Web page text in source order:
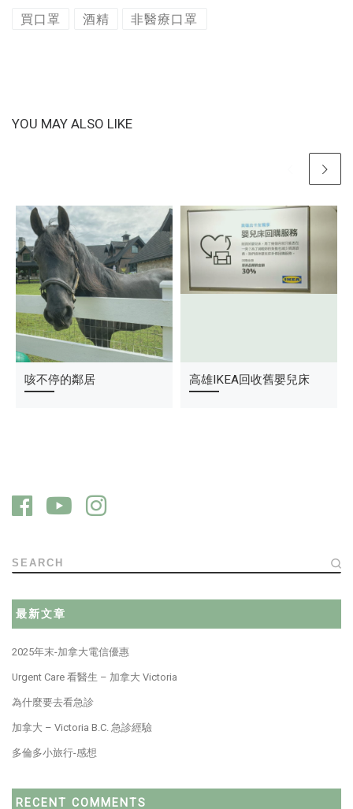
買口罩 酒精 非醫療口罩
YOU MAY ALSO LIKE
偽粽子 加拿大Costco 買什麼
咳不停的鄰居 高雄IKEA回收舊嬰兒床
SEARCH
最新文章
2025年末-加拿大電信優惠
Urgent Care 看醫生 – 加拿大 Victoria
為什麼要去看急診
加拿大 – Victoria B.C. 急診經驗
多倫多小旅行-感想
RECENT COMMENTS